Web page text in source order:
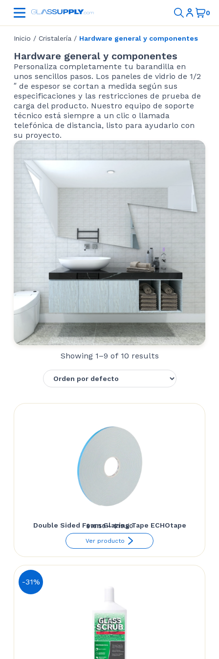
Inicio / Cristalería / Hardware general y componentes
Hardware general y componentes
Personaliza completamente tu barandilla en
unos sencillos pasos. Los paneles de vidrio de 1/2
″ de espesor se cortan a medida según sus
especificaciones y las restricciones de prueba de
carga del producto. Nuestro equipo de soporte
técnico está siempre a un clic o llamada
telefónica de distancia, listo para ayudarlo con
su proyecto.
Showing 1–9 of 10 results
Double Sided Foam Glazing Tape ECHOtape
$18.50 – $19.50Price
range:
through
Ver producto
-31%